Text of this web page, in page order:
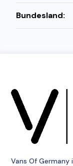
Bundesland:
Vans Of Germany